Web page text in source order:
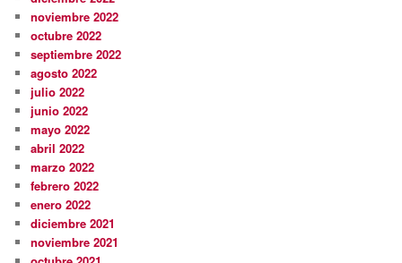
noviembre 2022
octubre 2022
septiembre 2022
agosto 2022
julio 2022
junio 2022
mayo 2022
abril 2022
marzo 2022
febrero 2022
enero 2022
diciembre 2021
noviembre 2021